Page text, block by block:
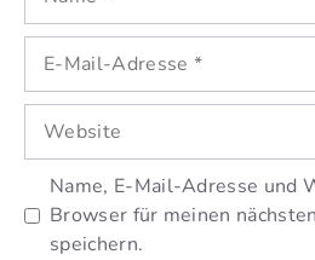
Mail-
Adresse
Website
Name, E-Mail-Adresse und
Browser für meinen
speichern.